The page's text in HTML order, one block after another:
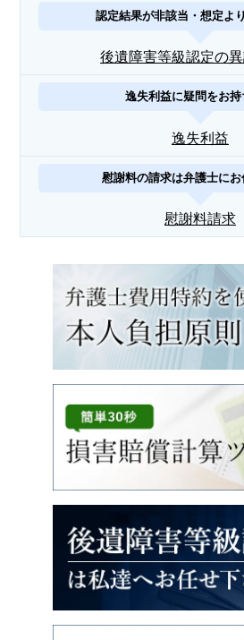
認定結果が非該当・想定よ
後遺障害等級認定の
逸失利益に疑問をお持
逸失利益
慰謝料の請求は弁護士に
慰謝料請求